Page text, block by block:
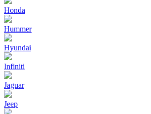
Honda
Hummer
Hyundai
Infiniti
Jaguar
Jeep